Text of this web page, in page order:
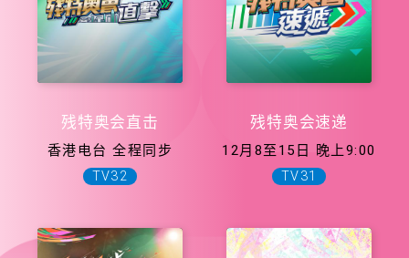
残特奥会直击
香港电台 全程同步
TV32
残特奥会速递
12月8至15日 晚上9:00
TV31